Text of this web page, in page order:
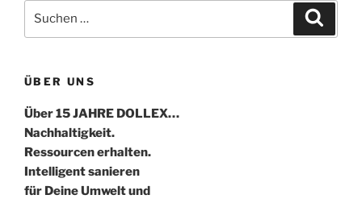
nach:
ÜBER UNS
Über 15 JAHRE DOLLEX…
Nachhaltigkeit.
Ressourcen erhalten.
Intelligent sanieren
für Deine Umwelt und